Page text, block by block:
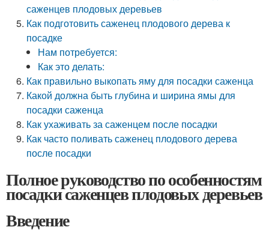
саженцев плодовых деревьев
Как подготовить саженец плодового дерева к
посадке
Нам потребуется:
Как это делать:
Как правильно выкопать яму для посадки саженца
Какой должна быть глубина и ширина ямы для
посадки саженца
Как ухаживать за саженцем после посадки
Как часто поливать саженец плодового дерева
после посадки
Полное руководство по особенностям
посадки саженцев плодовых деревьев
Введение